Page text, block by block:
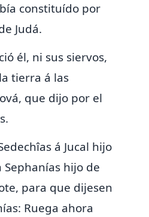
constituído por
Judá.
él, ni sus siervos,
tierra á las
que dijo por el
á Jucal hijo
Sephanías hijo de
para que dijesen
Ruega ahora